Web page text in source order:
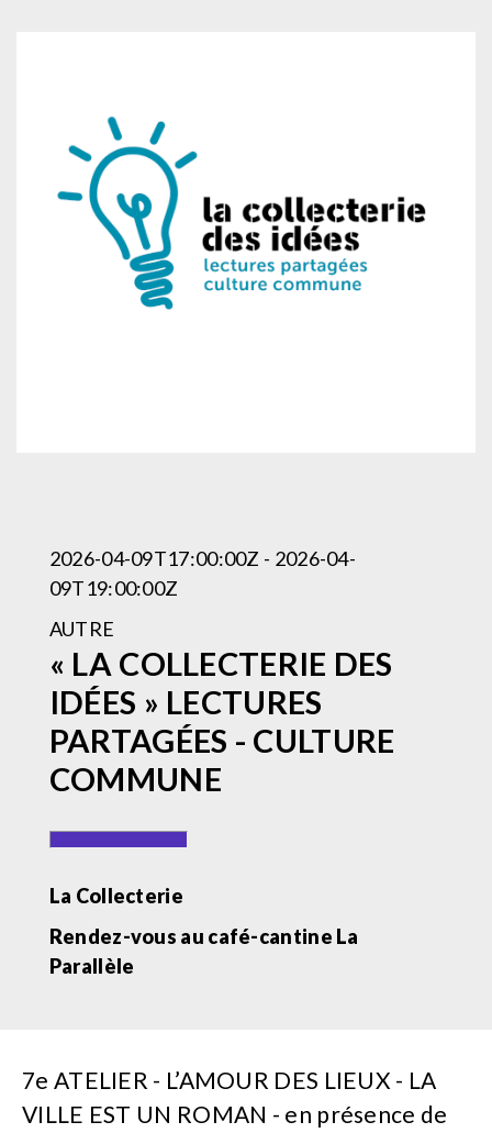
2026-04-09T17:00:00Z - 2026-04-
09T19:00:00Z
AUTRE
« LA COLLECTERIE DES
IDÉES » LECTURES
PARTAGÉES - CULTURE
COMMUNE
La Collecterie
Rendez-vous au café-cantine La
Parallèle
7e ATELIER - L’AMOUR DES LIEUX - LA
VILLE EST UN ROMAN - en présence de